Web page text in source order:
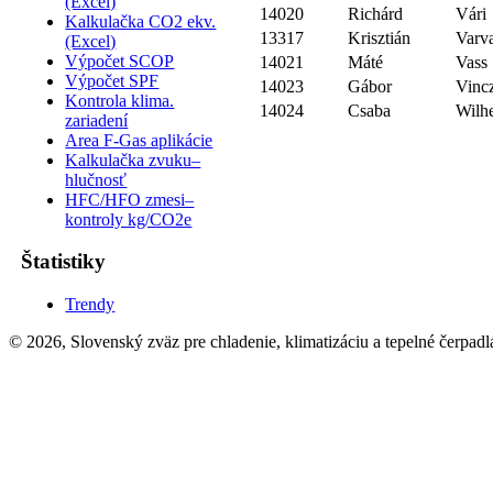
Kalkulačka CO2 ekv.
(Excel)
Výpočet SCOP
Výpočet SPF
Kontrola klima.
zariadení
Area F-Gas aplikácie
Kalkulačka zvuku–
hlučnosť
HFC/HFO zmesi–
kontroly kg/CO2e
Štatistiky
Trendy
14020
Richárd
Vári
13317
Krisztián
14021
Máté
Vass
14023
Gábor
14024
Csaba
© 2026, Slovenský zväz pre chladenie, klimatizáciu a tepelné